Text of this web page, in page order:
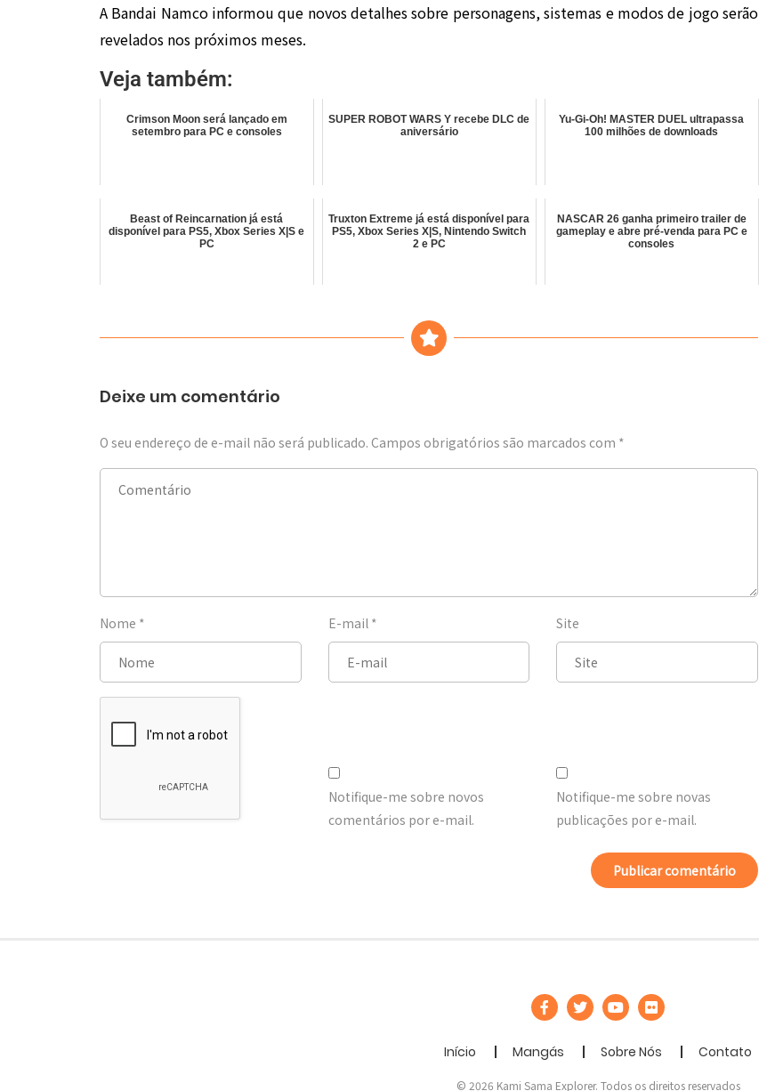
A Bandai Namco informou que novos detalhes sobre personagens, sistemas e modos de jogo serão
revelados nos próximos meses.
Veja também:
Crimson Moon será lançado em
setembro para PC e consoles
SUPER ROBOT WARS Y recebe DLC de
aniversário
Yu-Gi-Oh! MASTER DUEL ultrapassa
100 milhões de downloads
Beast of Reincarnation já está
disponível para PS5, Xbox Series X|S e
PC
Truxton Extreme já está disponível para
PS5, Xbox Series X|S, Nintendo Switch
2 e PC
NASCAR 26 ganha primeiro trailer de
gameplay e abre pré-venda para PC e
consoles
Deixe um comentário
O seu endereço de e-mail não será publicado. Campos obrigatórios são marcados com *
Nome * E-mail * Site
Notifique-me sobre novos
comentários por e-mail.
Notifique-me sobre novas
publicações por e-mail.
Início Mangás Sobre Nós Contato
© 2026 Kami Sama Explorer. Todos os direitos reservados